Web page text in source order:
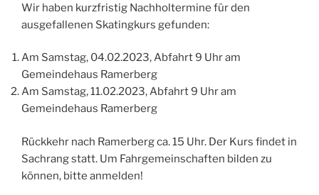
Wir haben kurzfristig Nachholtermine für den
ausgefallenen Skatingkurs gefunden:
Am Samstag, 04.02.2023, Abfahrt 9 Uhr am
Gemeindehaus Ramerberg
Am Samstag, 11.02.2023, Abfahrt 9 Uhr am
Gemeindehaus Ramerberg
Rückkehr nach Ramerberg ca. 15 Uhr. Der Kurs findet in
Sachrang statt. Um Fahrgemeinschaften bilden zu
können, bitte anmelden!